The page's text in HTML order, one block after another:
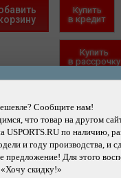
Сообщите нам!
что товар на другом
USPORTS.RU по наличию,
и году производства, и
предложение! Для этого
скидку!»
Купить
в кредит
Купить
в рассрочку
Нашли дешевле?